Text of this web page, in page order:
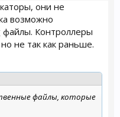
они не
возможно
Контроллеры
не так как раньше.
файлы, которые